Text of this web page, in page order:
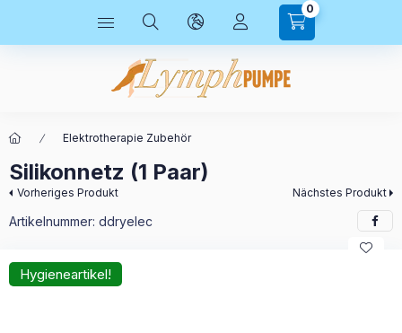
0
Elektrotherapie Zubehör
Silikonnetz (1 Paar)
Vorheriges Produkt Nächstes Produkt
Artikelnummer: ddryelec
Hygieneartikel!